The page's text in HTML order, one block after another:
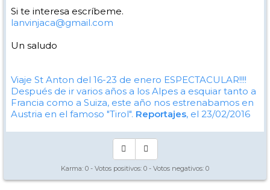
Si te interesa escríbeme.
lanvinjaca@gmail.com
Un saludo
Viaje St Anton del 16-23 de enero ESPECTACULAR!!!!
Después de ir varios años a los Alpes a esquiar tanto a
Francia como a Suiza, este año nos estrenabamos en
Austria en el famoso "Tirol". Reportajes, el 23/02/2016
Karma: 0 - Votos positivos: 0 - Votos negativos: 0